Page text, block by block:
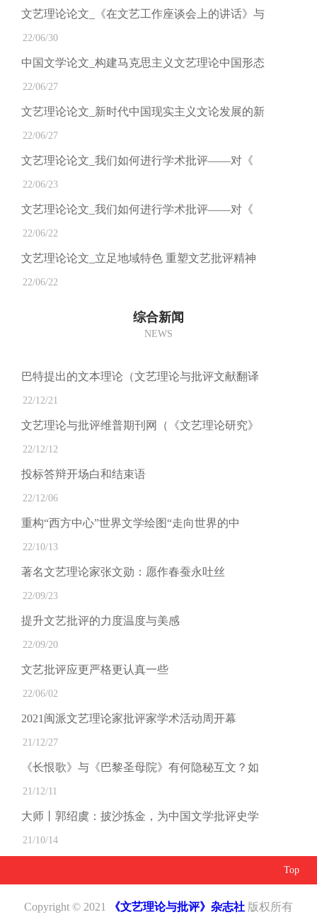
文艺理论论文_《在文艺工作座谈会上的讲话》与
22/06/30
中国文学论文_构建马克思主义文艺理论中国形态
22/06/27
文艺理论论文_新时代中国现实主义文论发展的新
22/06/27
文艺理论论文_我们如何进行学术批评——对《
22/06/23
文艺理论论文_我们如何进行学术批评——对《
22/06/22
文艺理论论文_立足地域特色 重塑文艺批评精神
22/06/22
综合新闻
NEWS
巴特提出的文本理论（文艺理论与批评文献翻译
22/12/21
文艺理论与批评维普期刊网（《文艺理论研究》
22/12/12
投标答辩开场白和结束语
22/12/06
重构“西方中心”世界文学绘图“走向世界的中
22/10/13
著名文艺理论家张文勋：愿作春蚕永吐丝
22/09/23
提升文艺批评的力度温度与美感
22/09/20
文艺批评应更严格更认真一些
22/06/02
2021闽派文艺理论家批评家学术活动周开幕
21/12/27
《长恨歌》与《巴黎圣母院》有何隐秘互文？如
21/12/11
大师丨郭绍虞：披沙拣金，为中国文学批评史学
21/10/14
Top
Copyright © 2021 《文艺理论与批评》杂志社 版权所有